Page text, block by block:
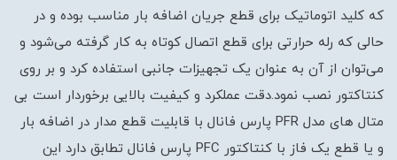
که کلید اتوماتیک برای قطع جریان اضافه بار مناسب بوده و در
حالی که رله حرارتی برای قطع اتصال کوتاه به کار گرفته می‌شود و
می‌توان از آن به عنوان یک تجهیزات جانبی استفاده کرد و بر روی
کنتاکتور نصب نمود.دقت عملکرد و کیفیت بالایی برخوردار است بی
متال های مدل PFR پارس فانال با قابلیت قطع مدار در اضافه بار
و یا قطع یک فاز با کنتاکتور PFC پارس فانال تطابق دارد این